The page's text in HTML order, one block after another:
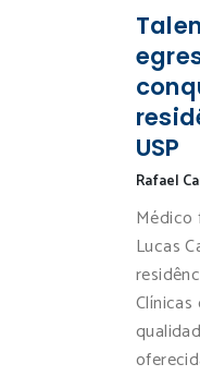
USP
Rafael
Médico
Lucas